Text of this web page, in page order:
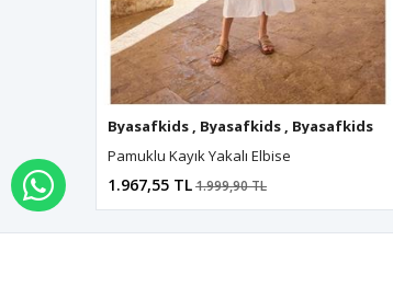
Byasafkids , Byasafkids , Byasafkids
Pamuklu Kayık Yakalı Elbise
1.967,55 TL1.999,90 TL
WHATSAPP İLE SİPARİŞ VER